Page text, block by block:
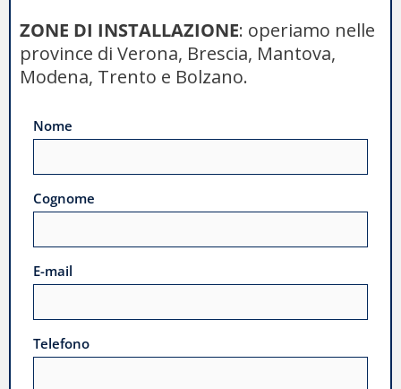
ZONE DI INSTALLAZIONE: operiamo nelle
province di Verona, Brescia, Mantova,
Modena, Trento e Bolzano.
Nome
Cognome
E-mail
Telefono